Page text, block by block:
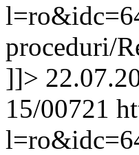
proceduri/
]]>
15/00721